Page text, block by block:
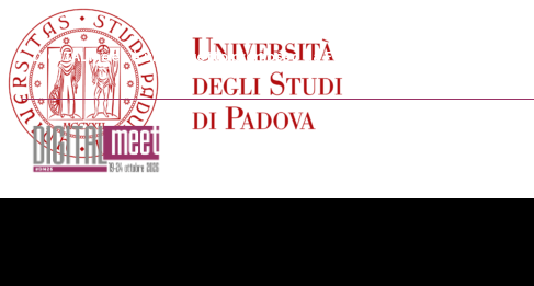
DIGITALmeet è un progetto promosso da Fondazione Comunica